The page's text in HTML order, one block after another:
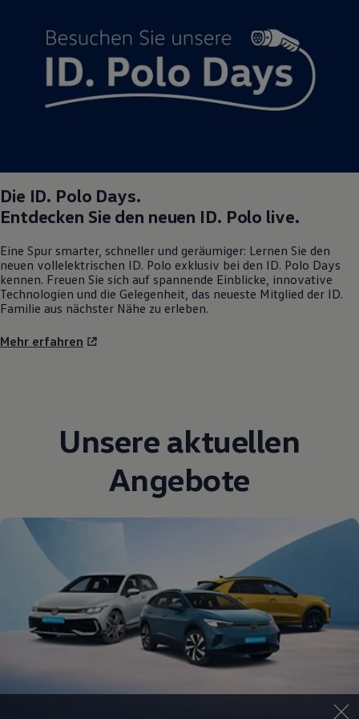
Lifestyle
Transport
Familie
Elektromobilität
Volkswagen R
Pannen- und Unfallhilfe
Die ID. Polo Days.
Entdecken Sie den neuen ID. Polo live.
Eine Spur smarter, schneller und geräumiger: Lernen Sie den
neuen vollelektrischen ID. Polo exklusiv bei den ID. Polo Days
kennen. Freuen Sie sich auf spannende Einblicke, innovative
Technologien und die Gelegenheit, das neueste Mitglied der ID.
Familie aus nächster Nähe zu erleben.
Mehr erfahren
Unsere aktuellen
Angebote